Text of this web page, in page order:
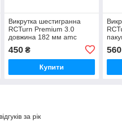
Викрутка шестигранна
RCTurn Premium 3.0
довжина 182 мм amc
450₴
Купити
560
за рік